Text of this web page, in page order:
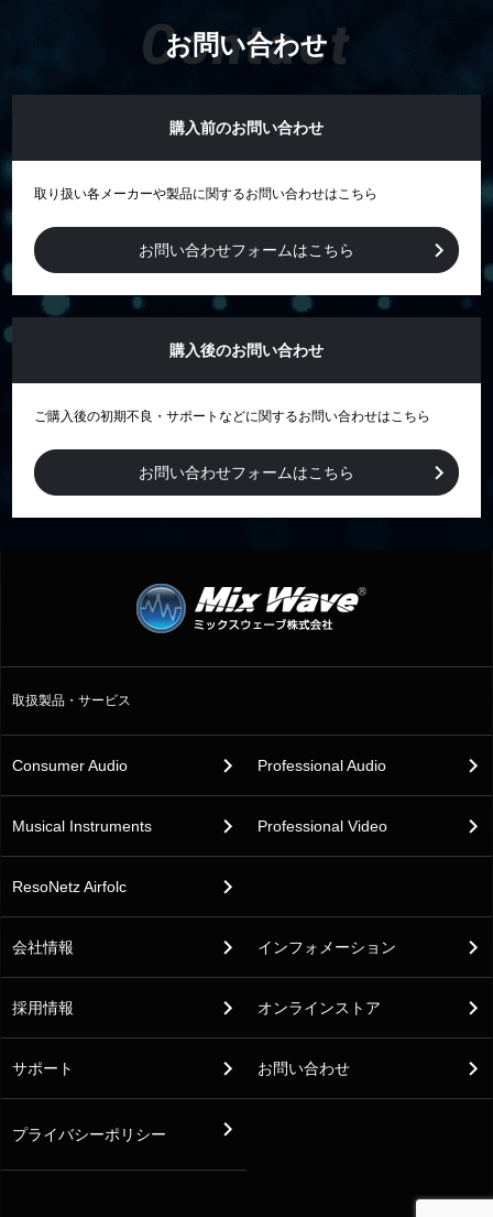
お問い合わせ
Contact
購入前のお問い合わせ
取り扱い各メーカーや製品に関するお問い合わせはこちら
お問い合わせフォームはこちら
購入後のお問い合わせ
ご購入後の初期不良・サポートなどに関するお問い合わせはこちら
お問い合わせフォームはこちら
取扱製品・サービス
Consumer Audio Professional Audio
Musical Instruments Professional Video
ResoNetz Airfolc
会社情報 インフォメーション
採用情報 オンラインストア
サポート お問い合わせ
プライバシーポリシー